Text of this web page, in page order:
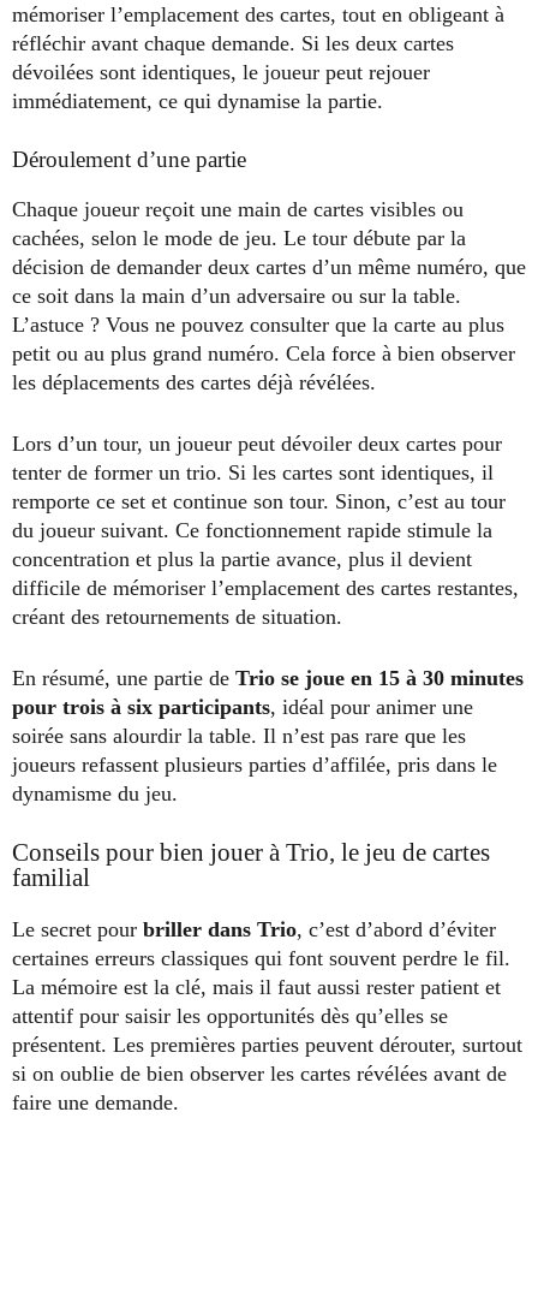
mémoriser l’emplacement des cartes, tout en obligeant à
réfléchir avant chaque demande. Si les deux cartes
dévoilées sont identiques, le joueur peut rejouer
immédiatement, ce qui dynamise la partie.
Déroulement d’une partie
Chaque joueur reçoit une main de cartes visibles ou
cachées, selon le mode de jeu. Le tour débute par la
décision de demander deux cartes d’un même numéro, que
ce soit dans la main d’un adversaire ou sur la table.
L’astuce ? Vous ne pouvez consulter que la carte au plus
petit ou au plus grand numéro. Cela force à bien observer
les déplacements des cartes déjà révélées.
Lors d’un tour, un joueur peut dévoiler deux cartes pour
tenter de former un trio. Si les cartes sont identiques, il
remporte ce set et continue son tour. Sinon, c’est au tour
du joueur suivant. Ce fonctionnement rapide stimule la
concentration et plus la partie avance, plus il devient
difficile de mémoriser l’emplacement des cartes restantes,
créant des retournements de situation.
En résumé, une partie de Trio se joue en 15 à 30 minutes
pour trois à six participants, idéal pour animer une
soirée sans alourdir la table. Il n’est pas rare que les
joueurs refassent plusieurs parties d’affilée, pris dans le
dynamisme du jeu.
Conseils pour bien jouer à Trio, le jeu de cartes
familial
Le secret pour briller dans Trio, c’est d’abord d’éviter
certaines erreurs classiques qui font souvent perdre le fil.
La mémoire est la clé, mais il faut aussi rester patient et
attentif pour saisir les opportunités dès qu’elles se
présentent. Les premières parties peuvent dérouter, surtout
si on oublie de bien observer les cartes révélées avant de
faire une demande.